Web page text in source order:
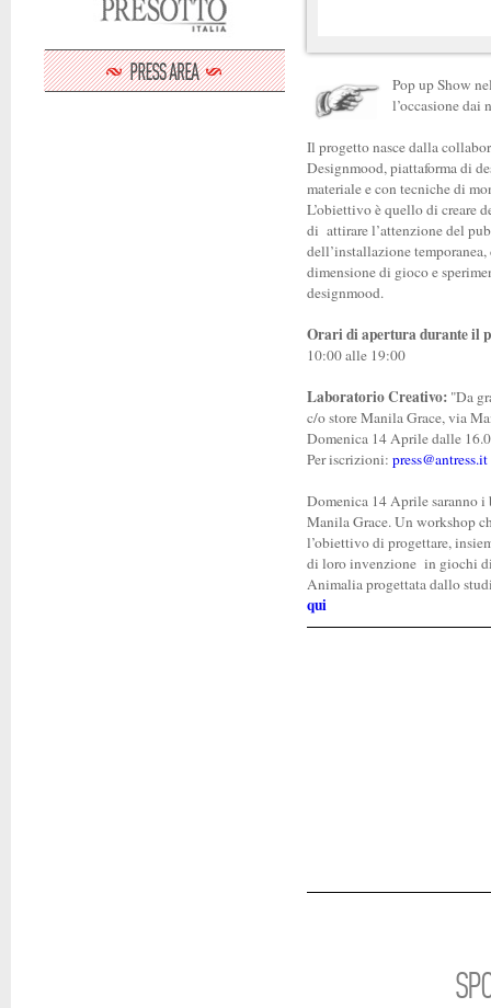
Pop up Show
l’occasione
Il progetto nasce dalla
Designmood, piattaforma di
materiale e con tecniche di
L’obiettivo è quello di creare
di attirare l’attenzione del
dell’installazione
dimensione di gioco e
designmood.
Orari di apertura durante il
10:00 alle 19:00
Laboratorio Creativo: "Da
c/o store Manila Grace, via
Domenica 14 Aprile dalle
Per iscrizioni: press@antress.it
Domenica 14 Aprile saranno
Manila Grace. Un workshop
l’obiettivo di progettare,
di loro invenzione in giochi
Animalia progettata dallo
qui